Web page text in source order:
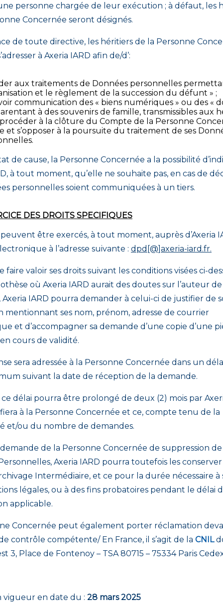
personne chargée de leur exécution ; à défaut, les
Concernée seront désignés.
de toute directive, les héritiers de la Personne
à Axeria IARD afin de/d’:
aux traitements de Données personnelles
et le règlement de la succession du défunt » ;
communication des « biens numériques » ou des «
à des souvenirs de famille, transmissibles aux
à la clôture du Compte de la Personne
et s’opposer à la poursuite du traitement de ses
de cause, la Personne Concernée a la possibilité
à tout moment, qu’elle ne souhaite pas, en cas de
personnelles soient communiquées à un tiers.
DES DROITS SPECIFIQUES
être exercés, à tout moment, auprès d’Axeria
à l’adresse suivante : dpd[@]axeria-iard.fr.
faire valoir ses droits suivant les conditions visées ci-
où Axeria IARD aurait des doutes sur l’auteur
IARD pourra demander à celui-ci de justifier de
mentionnant ses nom, prénom, adresse de courrier
et d’accompagner sa demande d’une copie d’une
cours de validité.
sera adressée à la Personne Concernée dans un
suivant la date de réception de la demande.
délai pourra être prolongé de deux (2) mois par
à la Personne Concernée et ce, compte tenu de la
et/ou du nombre de demandes.
de la Personne Concernée de suppression de
Axeria IARD pourra toutefois les conserver
Intermédiaire, et ce pour la durée nécessaire à
légales, ou à des fins probatoires pendant le délai
applicable.
Concernée peut également porter réclamation
contrôle compétente/ En France, il s’agit de la CNIL
3, Place de Fontenoy – TSA 80715 – 75334 Paris
vigueur en date du : 28 mars 2025